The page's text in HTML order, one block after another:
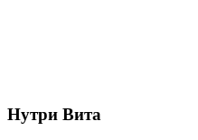
Нутри Вита